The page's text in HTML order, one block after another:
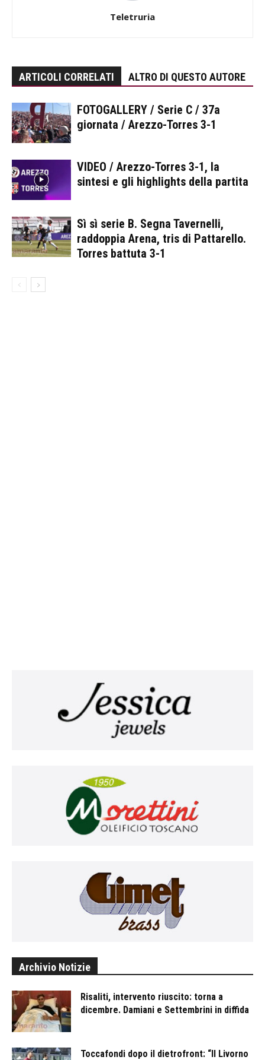
Teletruria
ARTICOLI CORRELATI ALTRO DI QUESTO AUTORE
FOTOGALLERY / Serie C / 37a
giornata / Arezzo-Torres 3-1
VIDEO / Arezzo-Torres 3-1, la
sintesi e gli highlights della partita
Sì sì serie B. Segna Tavernelli,
raddoppia Arena, tris di Pattarello.
Torres battuta 3-1
Archivio Notizie
Risaliti, intervento riuscito: torna a
dicembre. Damiani e Settembrini in diffida
Toccafondi dopo il dietrofront: “Il Livorno